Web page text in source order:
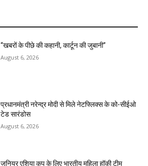
“खबरों के पीछे की कहानी, कार्टून की जुबानी”
August 6, 2026
प्रधानमंत्री नरेन्द्र मोदी से मिले नेटफ्लिक्स के को-सीईओ
टेड सारंडोस
August 6, 2026
जूनियर एशिया कप के लिए भारतीय महिला हॉकी टीम